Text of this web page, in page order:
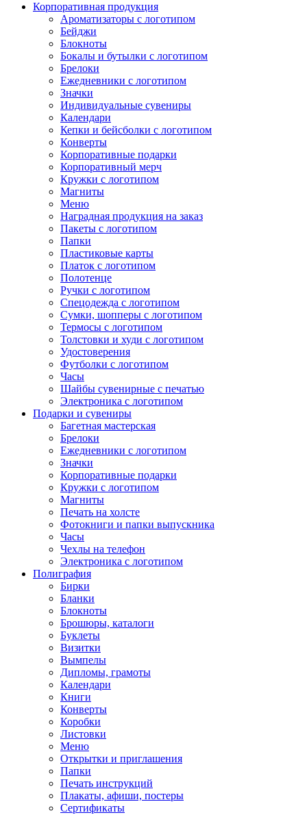
Корпоративная продукция
Ароматизаторы с логотипом
Бейджи
Блокноты
Бокалы и бутылки с логотипом
Брелоки
Ежедневники с логотипом
Значки
Индивидуальные сувениры
Календари
Кепки и бейсболки с логотипом
Конверты
Корпоративные подарки
Корпоративный мерч
Кружки с логотипом
Магниты
Меню
Наградная продукция на заказ
Пакеты с логотипом
Папки
Пластиковые карты
Платок с логотипом
Полотенце
Ручки с логотипом
Спецодежда с логотипом
Сумки, шопперы с логотипом
Термосы с логотипом
Толстовки и худи с логотипом
Удостоверения
Футболки с логотипом
Часы
Шайбы сувенирные с печатью
Электроника с логотипом
Подарки и сувениры
Багетная мастерская
Брелоки
Ежедневники с логотипом
Значки
Корпоративные подарки
Кружки с логотипом
Магниты
Печать на холсте
Фотокниги и папки выпускника
Часы
Чехлы на телефон
Электроника с логотипом
Полиграфия
Бирки
Бланки
Блокноты
Брошюры, каталоги
Буклеты
Визитки
Вымпелы
Дипломы, грамоты
Календари
Книги
Конверты
Коробки
Листовки
Меню
Открытки и приглашения
Папки
Печать инструкций
Плакаты, афиши, постеры
Сертификаты